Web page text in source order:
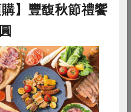
食譜 減硝酸鹽
】豐馥秋節禮饗